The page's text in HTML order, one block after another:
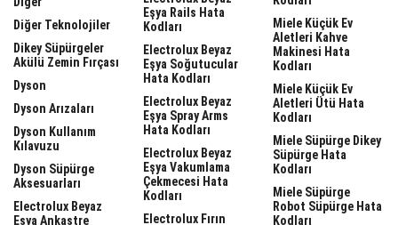
Diğer Teknolojiler
Dikey Süpürgeler
Akülü Zemin Fırçası
Dyson
Dyson Arızaları
Dyson Kullanım
Kılavuzu
Dyson Süpürge
Aksesuarları
Electrolux Beyaz
Eşya Ankastre
Eşya Rails Hata
Kodları
Electrolux Beyaz
Eşya Soğutucular
Hata Kodları
Electrolux Beyaz
Eşya Spray Arms
Hata Kodları
Electrolux Beyaz
Eşya Vakumlama
Çekmecesi Hata
Kodları
Electrolux Fırın
Miele Küçük Ev
Aletleri Kahve
Makinesi Hata
Kodları
Miele Küçük Ev
Aletleri Ütü Hata
Kodları
Miele Süpürge Dikey
Süpürge Hata
Kodları
Miele Süpürge
Robot Süpürge Hata
Kodları